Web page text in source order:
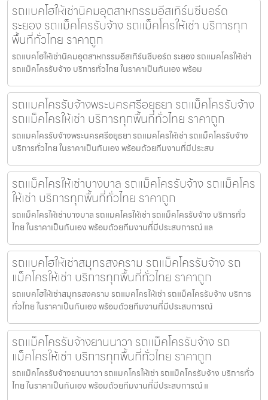
รถแบคโฮให้เช่านิคมอุตสาหกรรมอีสเทิร์นซีบอร์ด
ระยอง รถแม็คโครรับจ้าง รถแม็คโครให้เช่า บริการทุก
พื้นที่ทั่วไทย ราคาถูก
รถแบคโฮให้เช่านิคมอุตสาหกรรมอีสเทิร์นซีบอร์ด ระยอง รถแมคโครให้เช่า
รถแม็คโครรับจ้าง บริการทั่วไทย ในราคาเป็นกันเอง พร้อม
รถแมคโครรับจ้างพระนครศรีอยุธยา รถแม็คโครรับจ้าง
รถแม็คโครให้เช่า บริการทุกพื้นที่ทั่วไทย ราคาถูก
รถแมคโครรับจ้างพระนครศรีอยุธยา รถแมคโครให้เช่า รถแม็คโครรับจ้าง
บริการทั่วไทย ในราคาเป็นกันเอง พร้อมด้วยทีมงานที่มีประสบ
รถแม็คโครให้เช่าบางบาล รถแม็คโครรับจ้าง รถแม็คโคร
ให้เช่า บริการทุกพื้นที่ทั่วไทย ราคาถูก
รถแม็คโครให้เช่าบางบาล รถแมคโครให้เช่า รถแม็คโครรับจ้าง บริการทั่ว
ไทย ในราคาเป็นกันเอง พร้อมด้วยทีมงานที่มีประสบการณ์ แล
รถแบคโฮให้เช่าสมุทรสงคราม รถแม็คโครรับจ้าง รถ
แม็คโครให้เช่า บริการทุกพื้นที่ทั่วไทย ราคาถูก
รถแบคโฮให้เช่าสมุทรสงคราม รถแมคโครให้เช่า รถแม็คโครรับจ้าง บริการ
ทั่วไทย ในราคาเป็นกันเอง พร้อมด้วยทีมงานที่มีประสบการณ์
รถแม็คโครรับจ้างยานนาวา รถแม็คโครรับจ้าง รถ
แม็คโครให้เช่า บริการทุกพื้นที่ทั่วไทย ราคาถูก
รถแม็คโครรับจ้างยานนาวา รถแมคโครให้เช่า รถแม็คโครรับจ้าง บริการทั่ว
ไทย ในราคาเป็นกันเอง พร้อมด้วยทีมงานที่มีประสบการณ์ แ